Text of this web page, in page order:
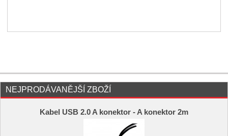
NEJPRODÁVANĚJŠÍ ZBOŽÍ
Kabel USB 2.0 A konektor - A konektor 2m